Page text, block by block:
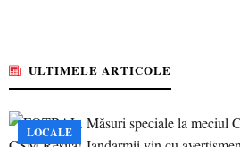
ULTIMELE ARTICOLE
LOCALE